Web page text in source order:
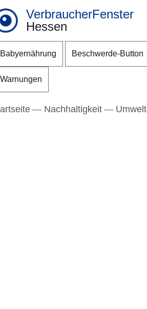
Direkt zum Kopf der Seite
Direkt zum Inhalt
Direkt zum Fuß der Seite
VerbraucherFenster
Hessen
Babyernährung Beschwerde-Button
Warnungen
Nachhaltigkeit Umwelt